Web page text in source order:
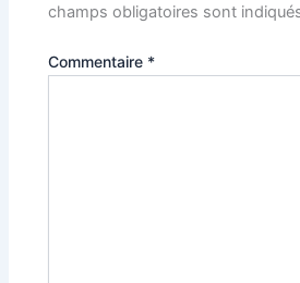
champs obligatoires sont
Commentaire *